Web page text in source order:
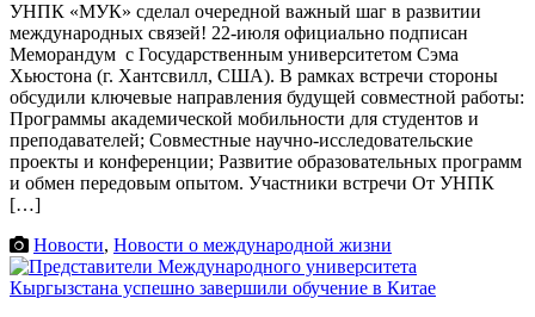
УНПК «МУК» сделал очередной важный шаг в развитии
международных связей! 22-июля официально подписан
Меморандум с Государственным университетом Сэма
Хьюстона (г. Хантсвилл, США). В рамках встречи стороны
обсудили ключевые направления будущей совместной работы:
Программы академической мобильности для студентов и
преподавателей; Совместные научно-исследовательские
проекты и конференции; Развитие образовательных программ
и обмен передовым опытом. Участники встречи От УНПК
[…]
Новости, Новости о международной жизни